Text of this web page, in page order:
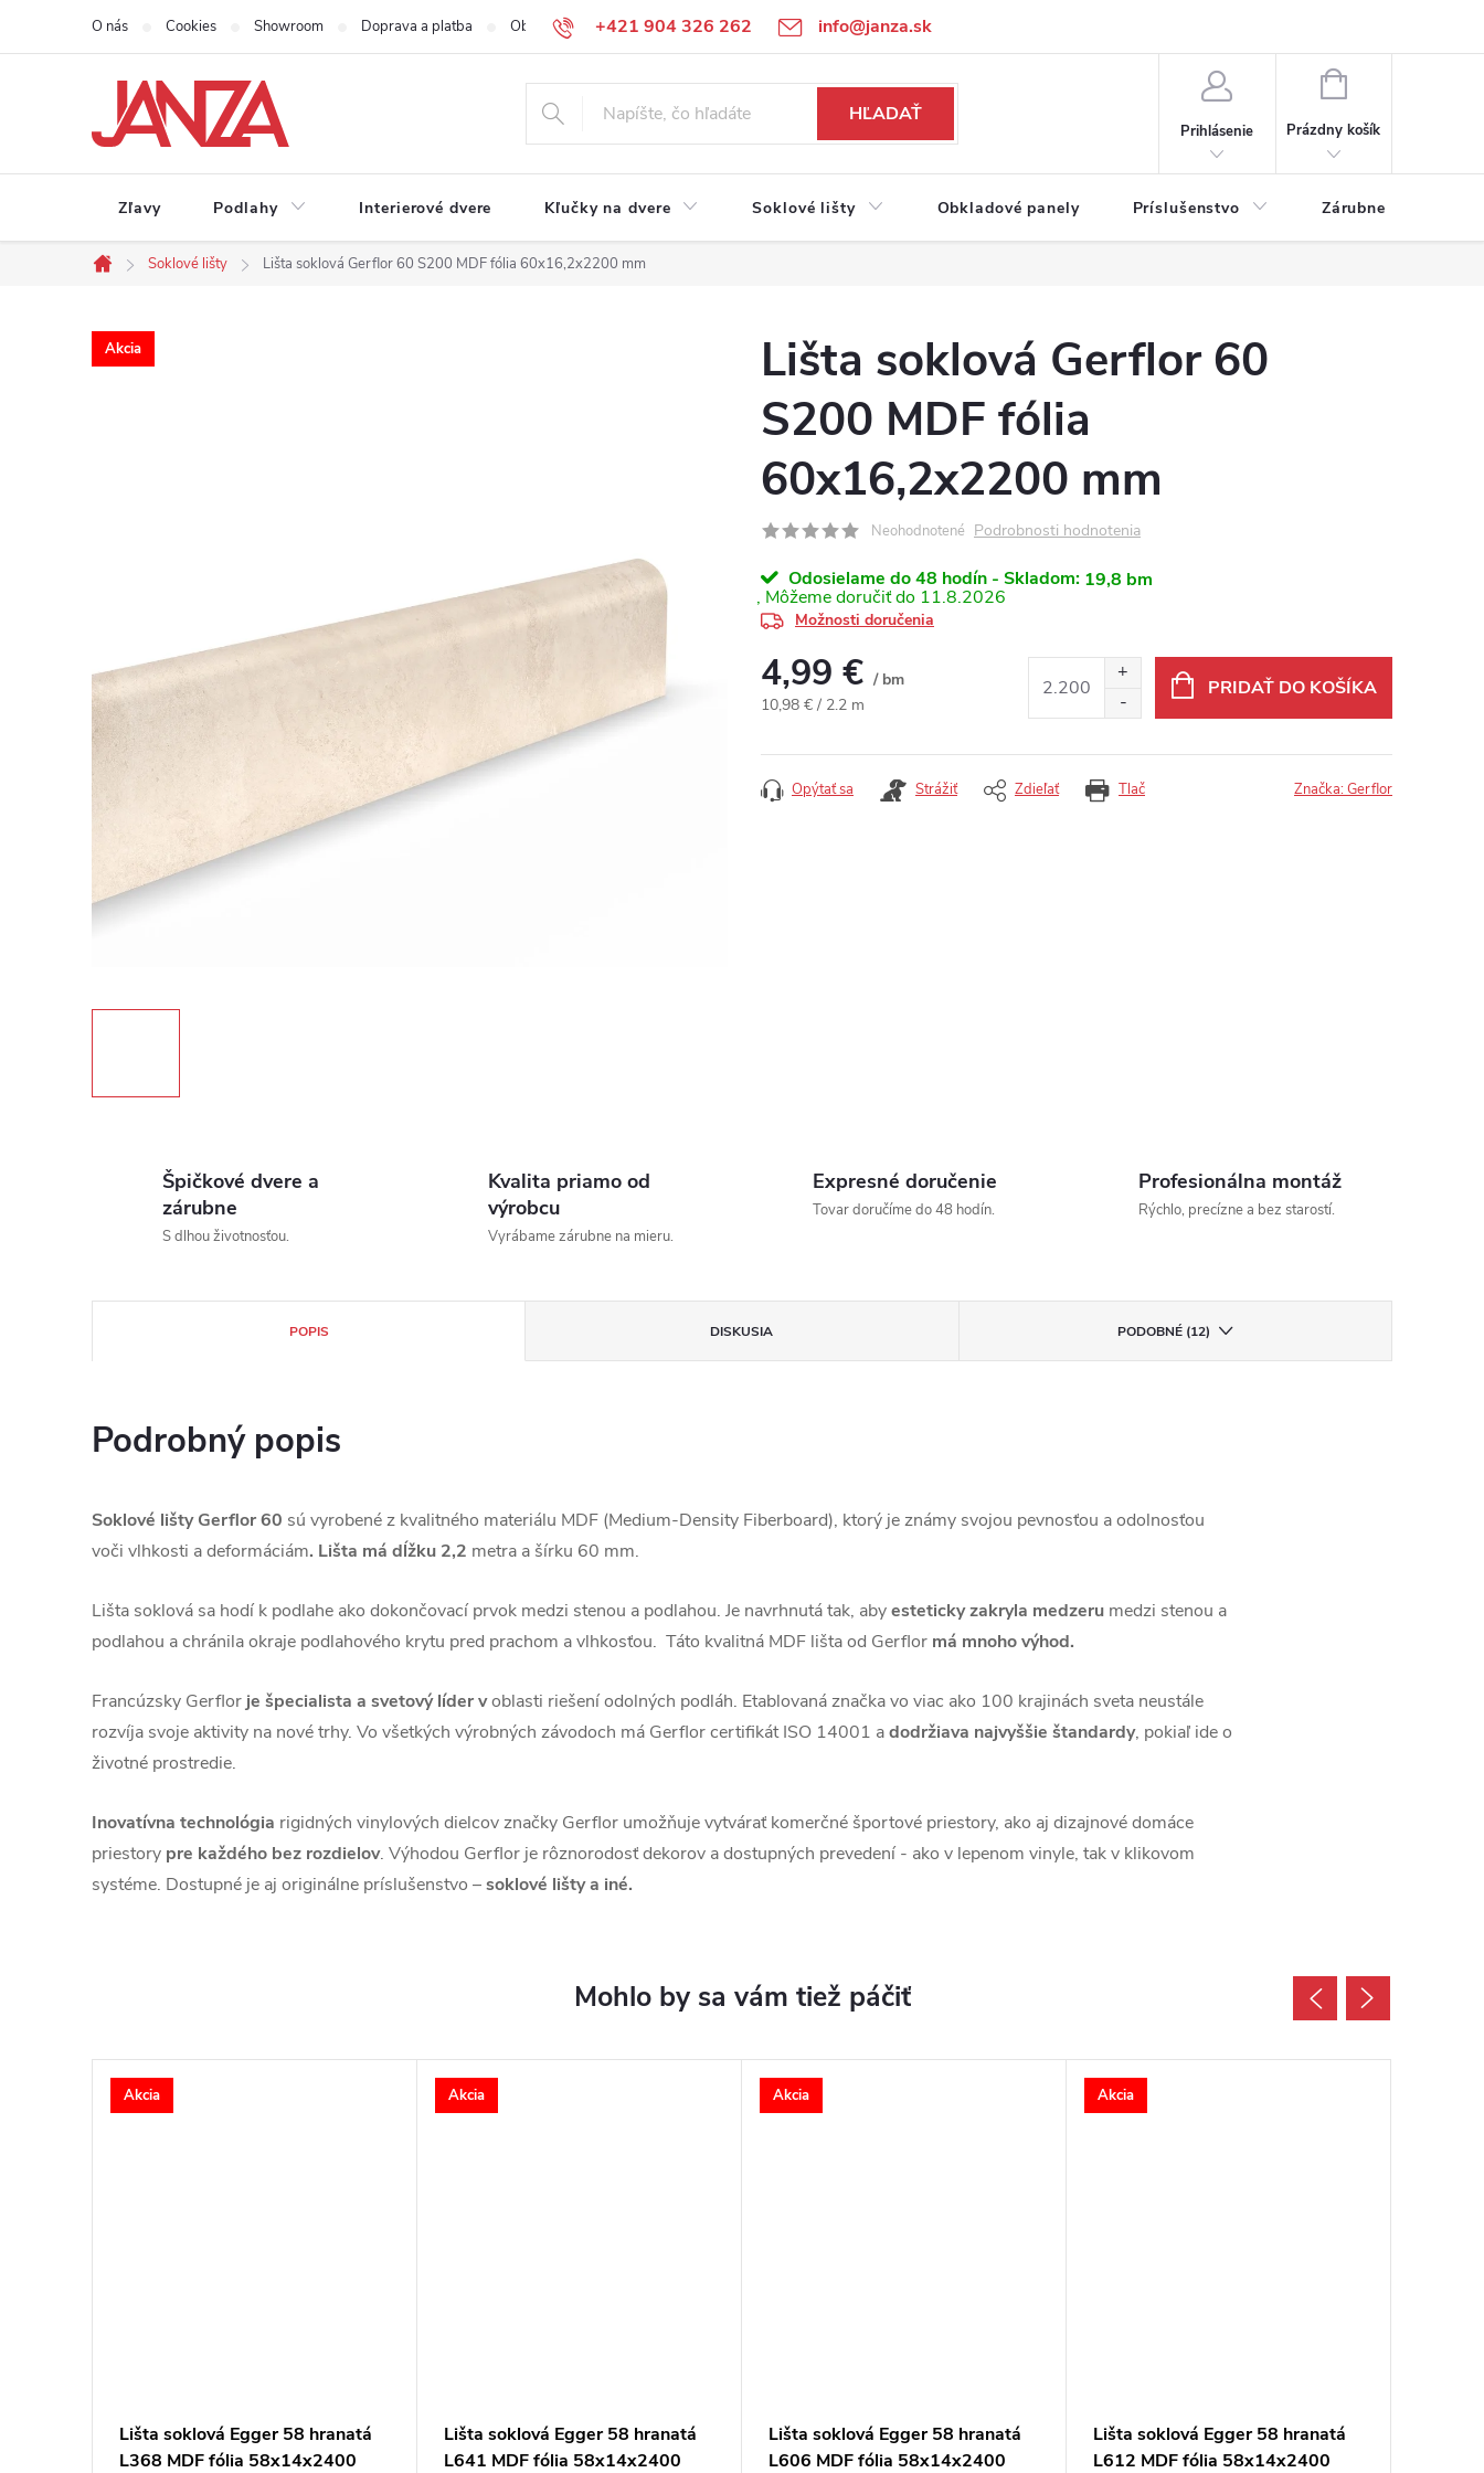
Prejsť na obsah +421 904 326 262 info@janza.sk
O nás Cookies Showroom Doprava a platba Obchodné podmienky Reklamačné podmienky Podmienky ochrany osobných údajov
HĽADAŤ
Prihlásenie
NÁKUPNÝ KOŠÍK
Prázdny košík
Zľavy Podlahy Interierové dvere Kľučky na dvere Soklové lišty Obkladové panely Príslušenstvo Zárubne
Domov
Soklové lišty Lišta soklová Gerflor 60 S200 MDF fólia 60x16,2x2200 mm
Akcia
Lišta soklová Gerflor 60
S200 MDF fólia
60x16,2x2200 mm
Neohodnotené Podrobnosti hodnotenia
Odosielame do 48 hodín - Skladom: 19,8 bm
11.8.2026
Možnosti doručenia
4,99 € / bm
Jednotková cena:
10,98 € / 2.2 m
PRIDAŤ DO KOŠÍKA
Tlač
Opýtať sa Strážiť Zdieľať Značka:Gerflor
Špičkové dvere a
zárubne
S dlhou životnosťou.
Kvalita priamo od
výrobcu
Vyrábame zárubne na mieru.
Expresné doručenie
Tovar doručíme do 48 hodín.
Profesionálna montáž
Rýchlo, precízne a bez starostí.
POPIS DISKUSIA PODOBNÉ (12)
Podrobný popis
Soklové lišty Gerflor 60 sú vyrobené z kvalitného materiálu MDF (Medium-Density Fiberboard), ktorý je známy svojou pevnosťou a odolnosťou
voči vlhkosti a deformáciám. Lišta má dĺžku 2,2 metra a šírku 60 mm.
Lišta soklová sa hodí k podlahe ako dokončovací prvok medzi stenou a podlahou. Je navrhnutá tak, abyesteticky zakryla medzeru medzi stenou a
podlahou a chránila okraje podlahového krytu pred prachom a vlhkosťou. Táto kvalitná MDF lišta od Gerflor má mnoho výhod.
Francúzsky Gerflor je špecialista a svetový líder voblasti riešení odolných podláh. Etablovaná značka vo viac ako 100 krajinách sveta neustále
rozvíja svoje aktivity na nové trhy. Vo všetkých výrobných závodoch má Gerflor certifikát ISO 14001 adodržiava najvyššie štandardy, pokiaľ ide o
životné prostredie.
Inovatívna technológia rigidných vinylových dielcov značky Gerflor umožňuje vytvárať komerčné športové priestory, ako aj dizajnové domáce
priestory pre každého bez rozdielov. Výhodou Gerflor je rôznorodosť dekorov a dostupných prevedení - ako v lepenom vinyle, tak v klikovom
systéme. Dostupné je aj originálne príslušenstvo –soklové lišty a iné.
Akcia
Lišta soklová Egger 58 hranatá
L368 MDF fólia 58x14x2400
Akcia
Lišta soklová Egger 58 hranatá
L641 MDF fólia 58x14x2400
Akcia
Lišta soklová Egger 58 hranatá
L606 MDF fólia 58x14x2400
Akcia
Lišta soklová Egger 58 hranatá
L612 MDF fólia 58x14x2400